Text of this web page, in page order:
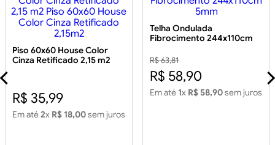
Piso 60x60 House Color
Cinza Retificado 2,15 m2
R$ 35,99
Em até2x R$ 18,00sem juros
Telha Ondulada
Fibrocimento 244x110cm
R$ 63,81
R$ 58,90
Em até 1x R$ 58,90sem juros